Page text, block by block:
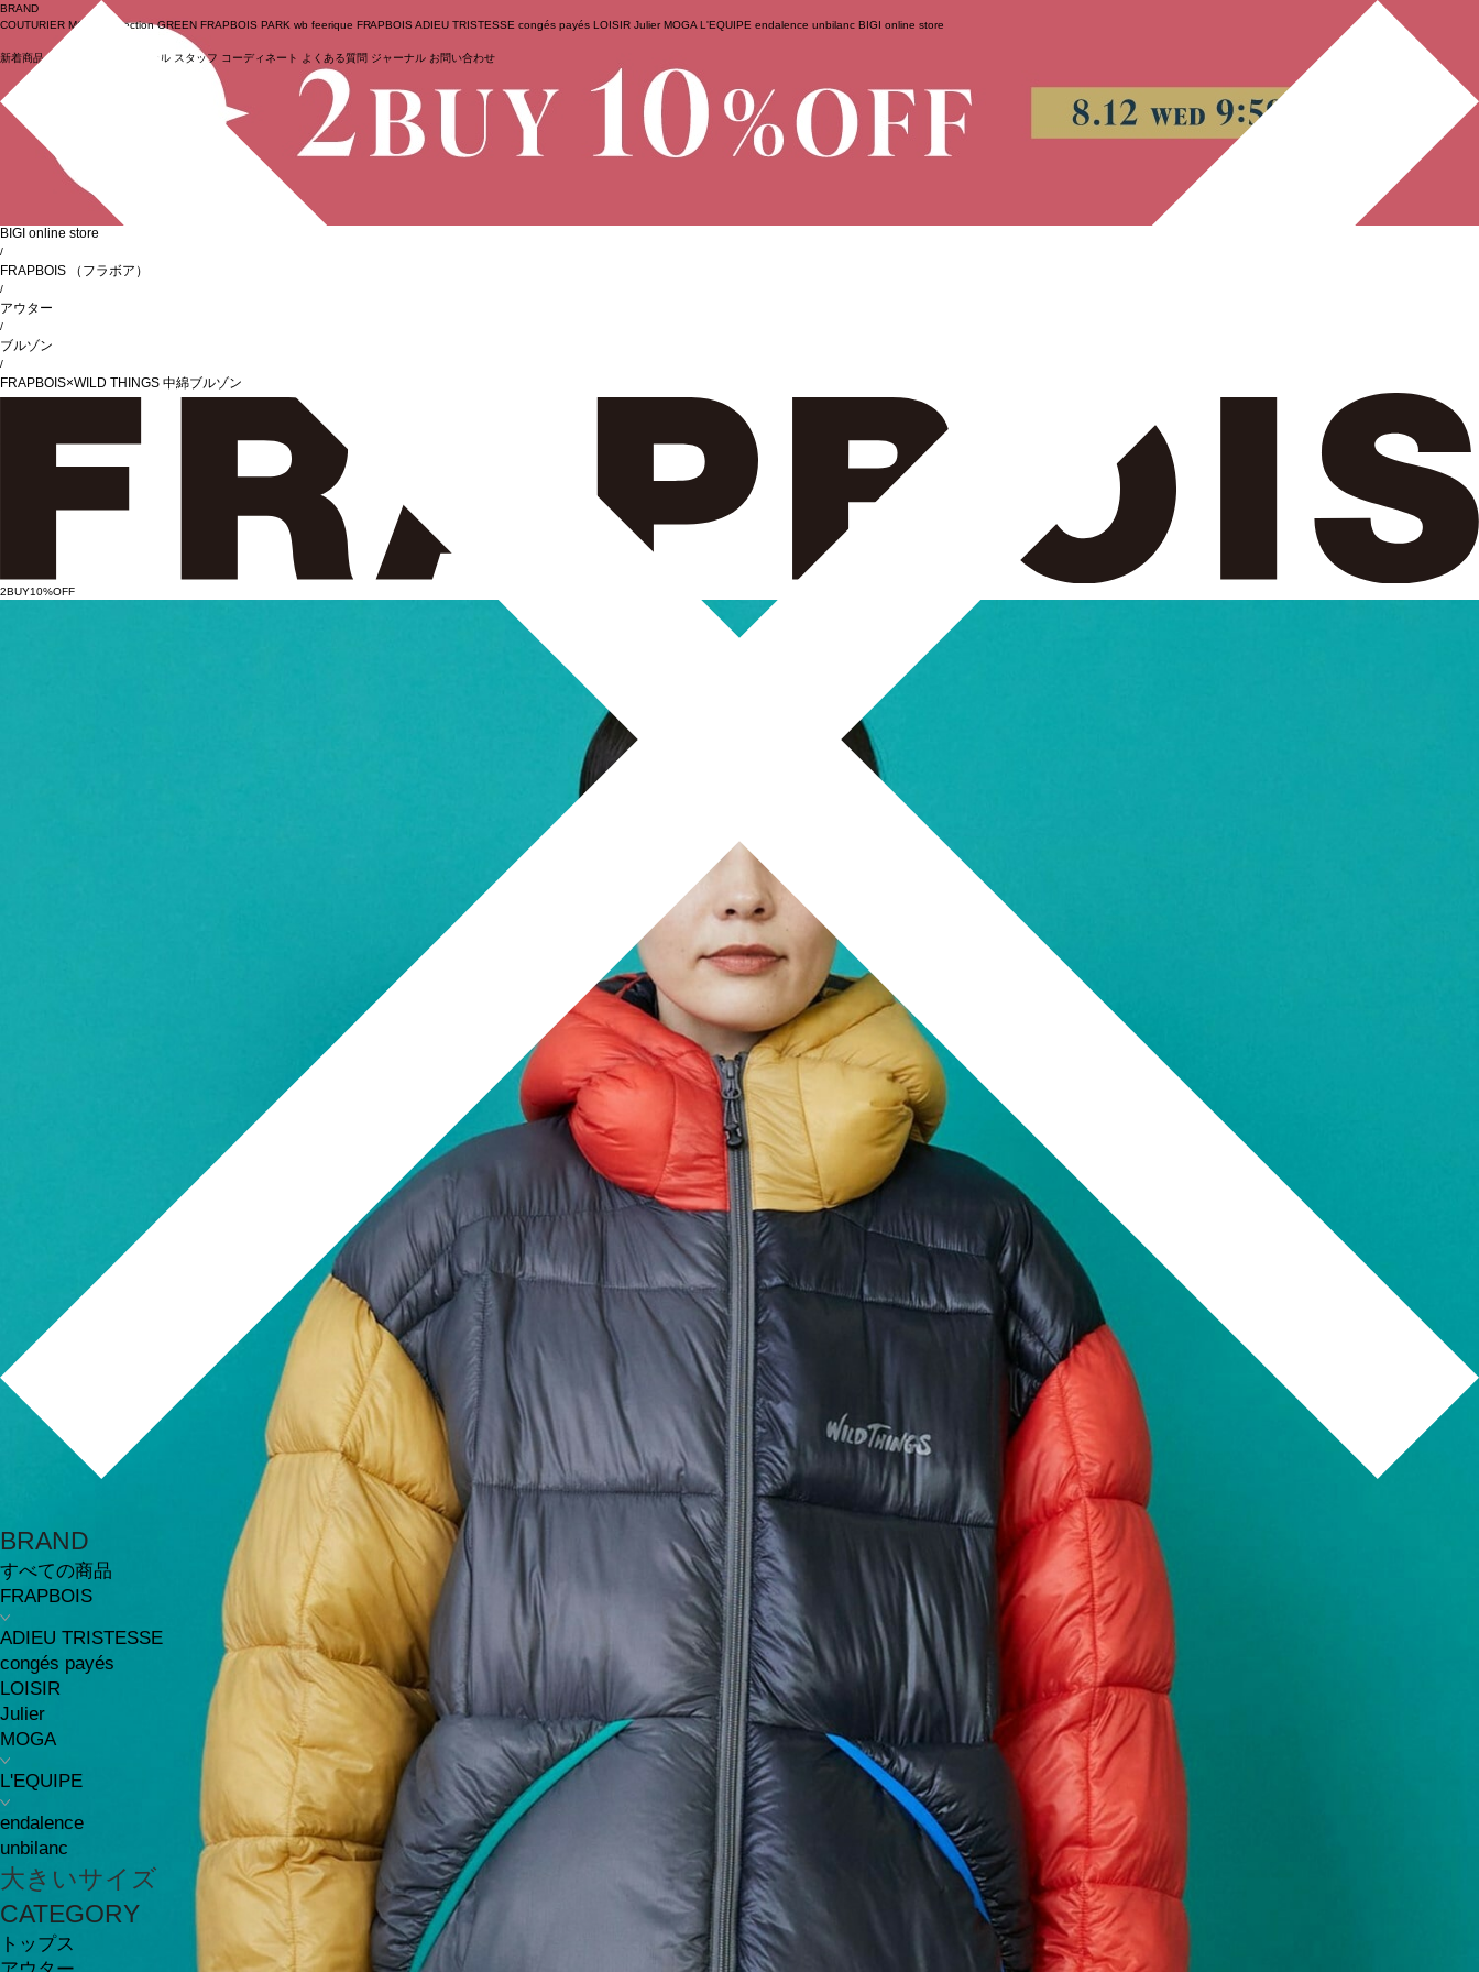
ログイン
BRAND
COUTURIER MOGA Collection GREEN FRAPBOIS PARK wb feerique FRAPBOIS ADIEU TRISTESSE congés payés LOISIR Julier MOGA L'EQUIPE endalence unbilanc BIGI online store
新着商品 (ライブ) セール スタッフ コーディネート よくある質問 ジャーナル お問い合わせ
BRAND
すべての商品
FRAPBOIS
ADIEU TRISTESSE
congés payés
LOISIR
Julier
MOGA
L'EQUIPE
endalence
unbilanc
大きいサイズ
CATEGORY
トップス
BIGI online store
/
FRAPBOIS （フラボア）
/
アウター
/
ブルゾン
/
FRAPBOIS×WILD THINGS 中綿ブルゾン
2BUY10%OFF